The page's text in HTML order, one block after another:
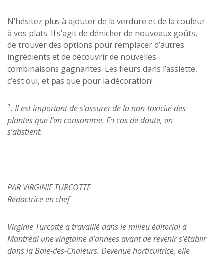
N’hésitez plus à ajouter de la verdure et de la couleur
à vos plats. Il s’agit de dénicher de nouveaux goûts,
de trouver des options pour remplacer d’autres
ingrédients et de découvrir de nouvelles
combinaisons gagnantes. Les fleurs dans l’assiette,
c’est oui, et pas que pour la décoration!
1. Il est important de s’assurer de la non-toxicité des
plantes que l’on consomme. En cas de doute, on
s’abstient.
PAR VIRGINIE TURCOTTE
Rédactrice en chef
Virginie Turcotte a travaillé dans le milieu éditorial à
Montréal une vingtaine d’années avant de revenir s’établir
dans la Baie-des-Chaleurs. Devenue horticultrice, elle